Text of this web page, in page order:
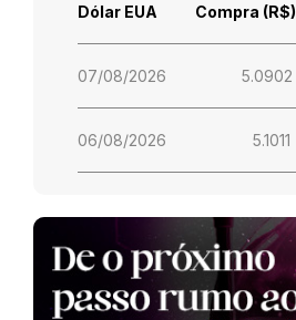
Dólar EUA Compra (R$)
07/08/2026 5.0902
06/08/2026 5.1011